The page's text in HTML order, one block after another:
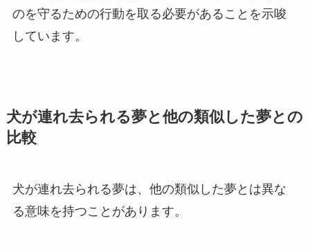
のを守るための行動を取る必要があることを示唆
しています。
犬が連れ去られる夢と他の類似した夢との
比較
犬が連れ去られる夢は、他の類似した夢とは異な
る意味を持つことがあります。